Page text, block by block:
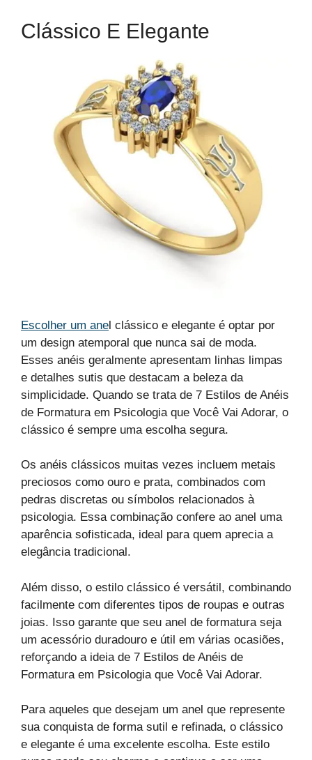
Clássico E Elegante
Escolher um anel clássico e elegante é optar por
um design atemporal que nunca sai de moda.
Esses anéis geralmente apresentam linhas limpas
e detalhes sutis que destacam a beleza da
simplicidade. Quando se trata de 7 Estilos de Anéis
de Formatura em Psicologia que Você Vai Adorar, o
clássico é sempre uma escolha segura.
Os anéis clássicos muitas vezes incluem metais
preciosos como ouro e prata, combinados com
pedras discretas ou símbolos relacionados à
psicologia. Essa combinação confere ao anel uma
aparência sofisticada, ideal para quem aprecia a
elegância tradicional.
Além disso, o estilo clássico é versátil, combinando
facilmente com diferentes tipos de roupas e outras
joias. Isso garante que seu anel de formatura seja
um acessório duradouro e útil em várias ocasiões,
reforçando a ideia de 7 Estilos de Anéis de
Formatura em Psicologia que Você Vai Adorar.
Para aqueles que desejam um anel que represente
sua conquista de forma sutil e refinada, o clássico
e elegante é uma excelente escolha. Este estilo